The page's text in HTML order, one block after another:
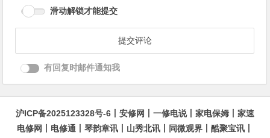
滑动解锁才能提交
有回复时邮件通知我
沪ICP备2025123328号-6 安修网 一修电说丨 家电保姆
家速
电修网
电修通 琴韵章讯 山秀北讯 同微观界 酷聚宝讯